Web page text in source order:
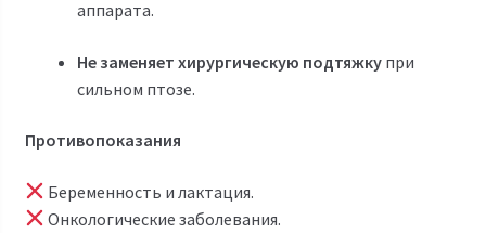
аппарата.
Не заменяет хирургическую подтяжкупри
сильном птозе.
Противопоказания
Беременность и лактация.
Онкологические заболевания.